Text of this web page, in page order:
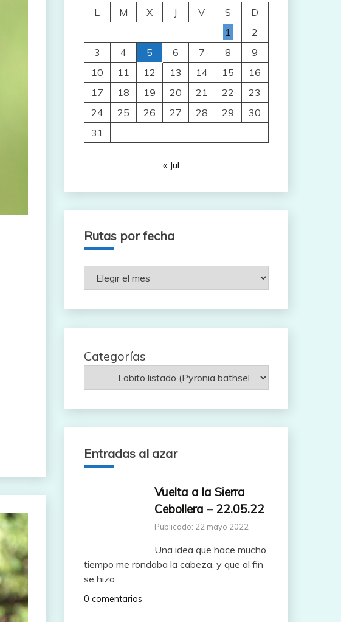
L
M X J V S
D
1
2
3
4 5 6 7 8
9
10
11 12 13 14 15
16
17
18 19 20 21 22
23
24
25 26 27 28 29
30
31
« Jul
Rutas por fecha
Rutas
Categorías
Entradas al azar
Vuelta a la Sierra
Cebollera – 22.05.22
Publicado: 22 mayo 2022
Una idea que hace mucho
tiempo me rondaba la cabeza, y que al fin
se hizo
0 comentarios